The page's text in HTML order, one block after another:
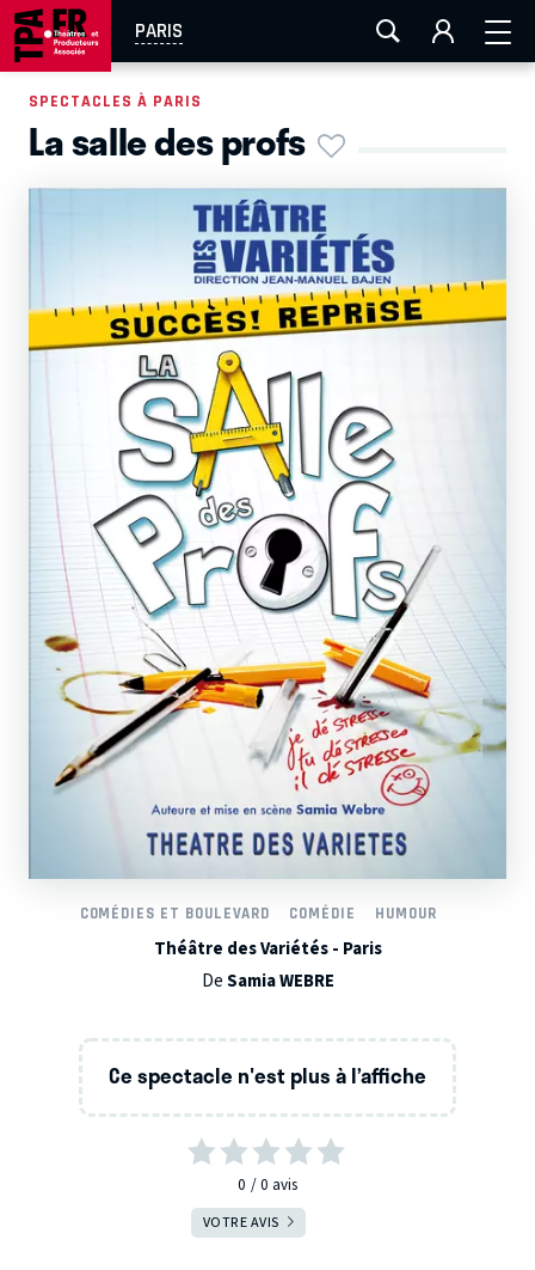
PARIS
AIX-MARSEILLE LA ROCHELLE
EN TOURNÉE
SPECTACLES À PARIS
La salle des profs
COMÉDIES ET BOULEVARD COMÉDIE HUMOUR
Théâtre des Variétés - Paris
DeSamia WEBRE
Ce spectacle n'est plus à l’affiche
0 0 avis
VOTRE AVIS